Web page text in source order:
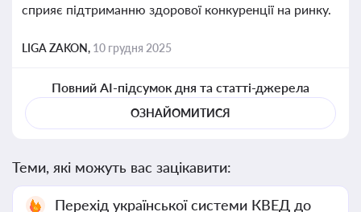
сприяє підтриманню здорової конкуренції на ринку.
LIGA ZAKON, 10 грудня 2025
Повний AI-підсумок дня та статті-джерела
ОЗНАЙОМИТИСЯ
Теми, які можуть вас зацікавити:
Перехід української системи КВЕД до